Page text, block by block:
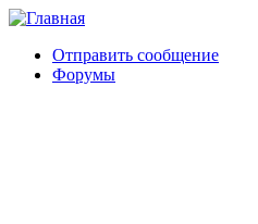
Отправить сообщение
Форумы